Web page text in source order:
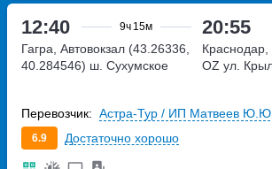
12:40 9ч 15м 20:55
Гагра, Автовокзал (43.26336,
40.284546) ш. Сухумское
Краснодар,
OZ ул.
6.9 Достаточно хорошо
Перевозчик: Астра-Тур / ИП Матвеев Ю.Ю.